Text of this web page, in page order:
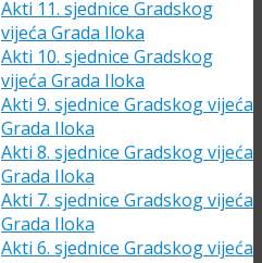
Akti 11. sjednice Gradskog
vijeća Grada Iloka
Akti 10. sjednice Gradskog
vijeća Grada Iloka
Akti 9. sjednice Gradskog vijeća
Grada Iloka
Akti 8. sjednice Gradskog vijeća
Grada Iloka
Akti 7. sjednice Gradskog vijeća
Grada Iloka
Akti 6. sjednice Gradskog vijeća